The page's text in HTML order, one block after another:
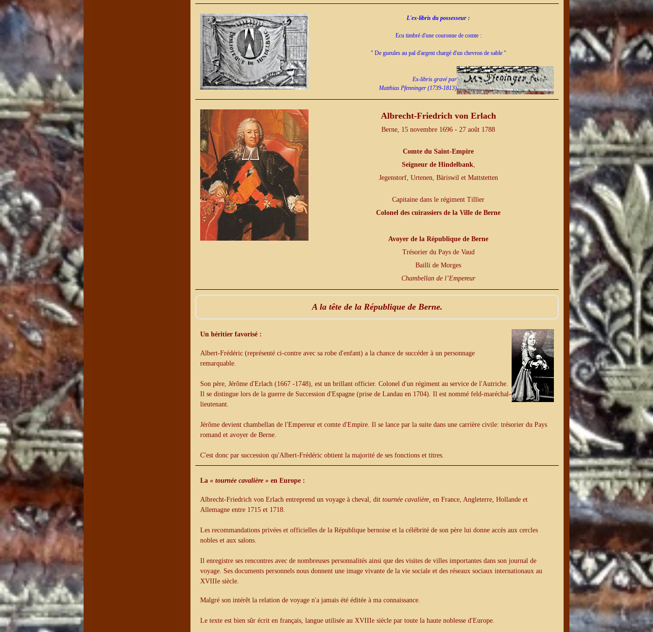
L'ex-libris du possesseur :
Ecu timbré d'une couronne de comte :
" De gueules au pal d'argent chargé d'un chevron de sable "
Ex-libris gravé par
Matthias Pfenninger (1739-1813)
Albrecht-Friedrich von Erlach
Berne, 15 novembre 1696 - 27 août 1788
Comte du Saint-Empire
Seigneur de Hindelbank,
Jegenstorf, Urtenen, Bäriswil et Mattstetten
Capitaine dans le régiment Tillier
Colonel des cuirassiers de la Ville de Berne
Avoyer de la République de Berne
Trésorier du Pays de Vaud
Bailli de Morges
Chambellan de l’Empereur
A la tête de la République de Berne.
Un héritier favorisé :
Albert-Frédéric (représenté ci-contre avec sa robe d'enfant) a la chance de succéder à un personnage
remarquable.
Son père, Jérôme d'Erlach (1667 -1748), est un brillant officier. Colonel d'un régiment au service de l'Autriche.
Il se distingue lors de la guerre de Succession d'Espagne (prise de Landau en 1704). Il est nommé feld-maréchal-
lieutenant.
Jérôme devient chambellan de l'Empereur et comte d'Empire. Il se lance par la suite dans une carrière civile: trésorier du Pays
romand et avoyer de Berne.
C'est donc par succession qu'Albert-Frédéric obtient la majorité de ses fonctions et titres.
La« tournée cavalière » en Europe :
Albrecht-Friedrich von Erlach entreprend un voyage à cheval, dittournée cavalière, en France, Angleterre, Hollande et
Allemagne entre 1715 et 1718.
Les recommandations privées et officielles de la République bernoise et la célébrité de son père lui donne accès aux cercles
nobles et aux salons.
Il enregistre ses rencontres avec de nombreuses personnalités ainsi que des visites de villes importantes dans son journal de
voyage. Ses documents personnels nous donnent une image vivante de la vie sociale et des réseaux sociaux internationaux au
XVIIIe siècle.
Malgré son intérêt la relation de voyage n'a jamais été éditée à ma connaissance.
Le texte est bien sûr écrit en français, langue utilisée au XVIIIe siècle par toute la haute noblesse d'Europe.